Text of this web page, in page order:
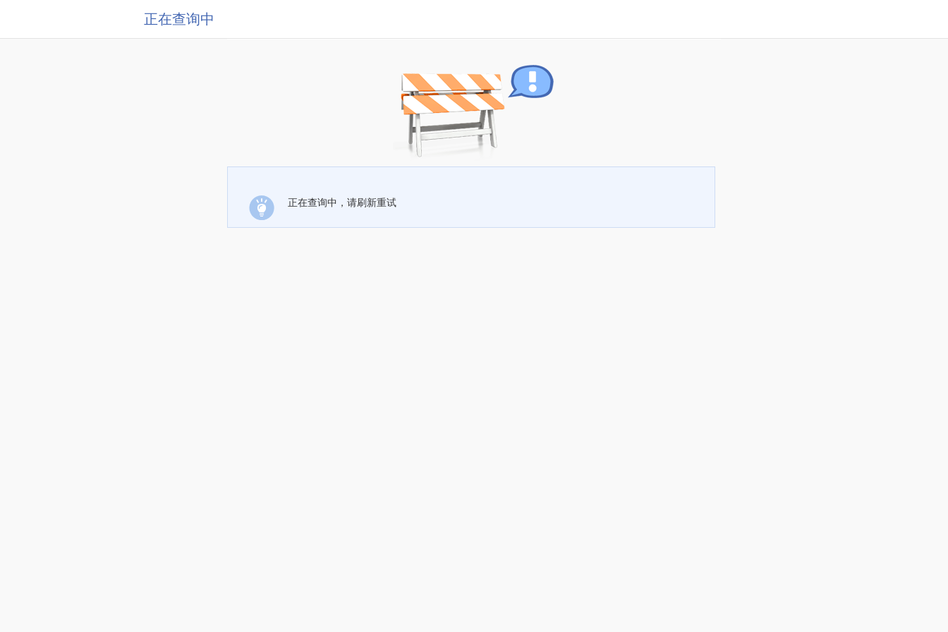
正在查询中
正在查询中，请刷新重试